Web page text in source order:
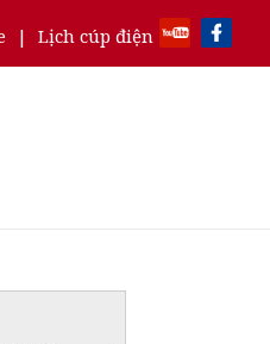
| Lịch cúp điện